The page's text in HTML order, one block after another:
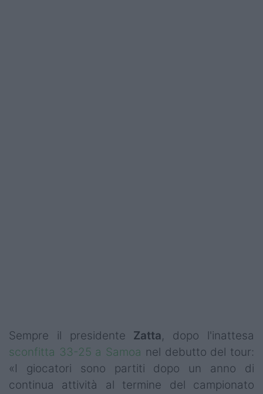
Sempre il presidente Zatta, dopo l'inattesa
sconfitta 33-25 a Samoa nel debutto del tour:
«I giocatori sono partiti dopo un anno di
continua attività al termine del campionato